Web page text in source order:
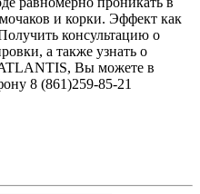
и корки. Эффект как
консультацию о
а также узнать о
ATLANTIS, Вы можете в
8 (861)259-85-21